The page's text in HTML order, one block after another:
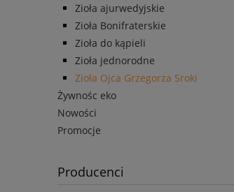
Zioła ajurwedyjskie
Zioła Bonifraterskie
Zioła do kąpieli
Zioła jednorodne
Zioła Ojca Grzegorza Sroki
Żywnośc eko
Nowości
Promocje
Producenci